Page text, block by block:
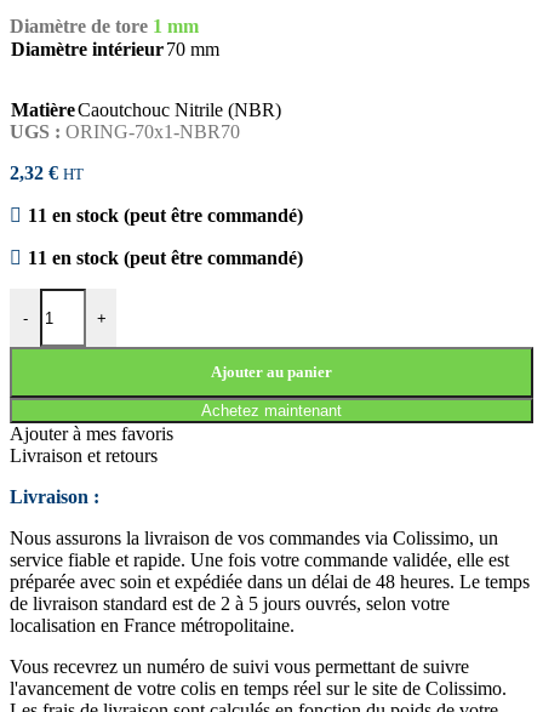
Diamètre de tore 1 mm
Diamètre intérieur70 mm
MatièreCaoutchouc Nitrile (NBR)
UGS : ORING-70x1-NBR70
2,32 € HT
11 en stock (peut être commandé)
11 en stock (peut être commandé)
-
quantité de JOINT TORIQUE 70x1 NBR70
+
Ajouter au panier
Achetez maintenant
Ajouter à mes favoris
Livraison et retours
Livraison :
Nous assurons la livraison de vos commandes via Colissimo, un
service fiable et rapide. Une fois votre commande validée, elle est
préparée avec soin et expédiée dans un délai de 48 heures. Le temps
de livraison standard est de 2 à 5 jours ouvrés, selon votre
localisation en France métropolitaine.
Vous recevrez un numéro de suivi vous permettant de suivre
l'avancement de votre colis en temps réel sur le site de Colissimo.